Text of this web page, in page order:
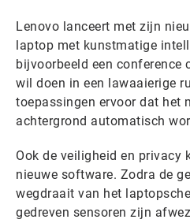
Lenovo lanceert met zijn
laptop met kunstmatige
bijvoorbeeld een conference
wil doen in een lawaaierige
toepassingen ervoor dat het
achtergrond automatisch
Ook de veiligheid en privacy
nieuwe software. Zodra de
wegdraait van het
gedreven sensoren zijn